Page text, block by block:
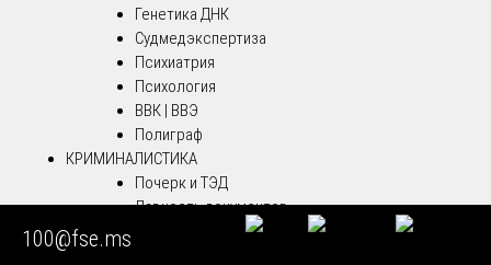
Генетика ДНК
Судмедэкспертиза
Психиатрия
Психология
ВВК | ВВЭ
Полиграф
КРИМИНАЛИСТИКА
Почерк и ТЭД
Давность документов
100@fse.ms